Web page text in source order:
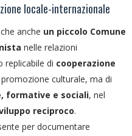
locale-internazionale
anche un piccolo Comune
nelle relazioni
replicabile di cooperazione
culturale, ma di
formative e sociali, nel
reciproco.
per documentare